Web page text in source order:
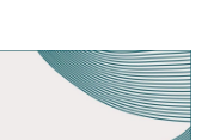
y su constante